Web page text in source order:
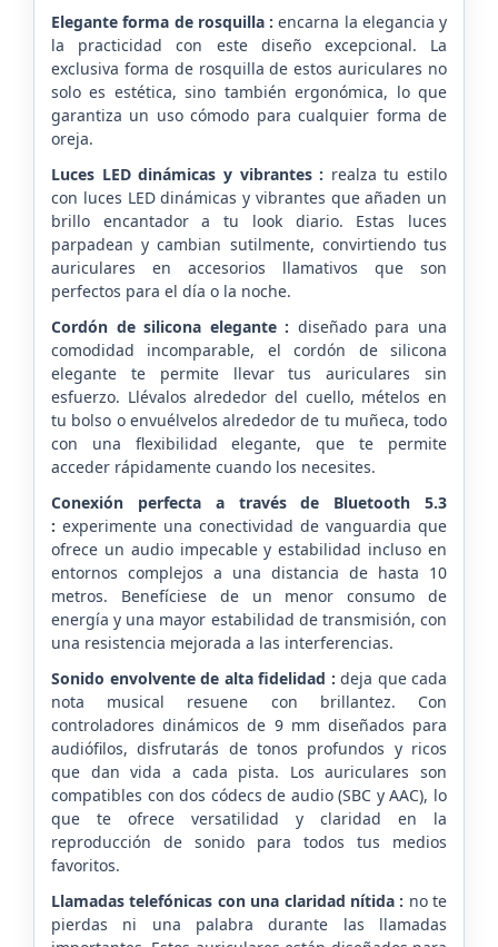
Elegante forma de rosquilla : encarna la elegancia y
la practicidad con este diseño excepcional. La
exclusiva forma de rosquilla de estos auriculares no
solo es estética, sino también ergonómica, lo que
garantiza un uso cómodo para cualquier forma de
oreja.
Luces LED dinámicas y vibrantes : realza tu estilo
con luces LED dinámicas y vibrantes que añaden un
brillo encantador a tu look diario. Estas luces
parpadean y cambian sutilmente, convirtiendo tus
auriculares en accesorios llamativos que son
perfectos para el día o la noche.
Cordón de silicona elegante : diseñado para una
comodidad incomparable, el cordón de silicona
elegante te permite llevar tus auriculares sin
esfuerzo. Llévalos alrededor del cuello, mételos en
tu bolso o envuélvelos alrededor de tu muñeca, todo
con una flexibilidad elegante, que te permite
acceder rápidamente cuando los necesites.
Conexión perfecta a través de Bluetooth 5.3
: experimente una conectividad de vanguardia que
ofrece un audio impecable y estabilidad incluso en
entornos complejos a una distancia de hasta 10
metros. Benefíciese de un menor consumo de
energía y una mayor estabilidad de transmisión, con
una resistencia mejorada a las interferencias.
Sonido envolvente de alta fidelidad : deja que cada
nota musical resuene con brillantez. Con
controladores dinámicos de 9 mm diseñados para
audiófilos, disfrutarás de tonos profundos y ricos
que dan vida a cada pista. Los auriculares son
compatibles con dos códecs de audio (SBC y AAC), lo
que te ofrece versatilidad y claridad en la
reproducción de sonido para todos tus medios
favoritos.
Llamadas telefónicas con una claridad nítida : no te
pierdas ni una palabra durante las llamadas